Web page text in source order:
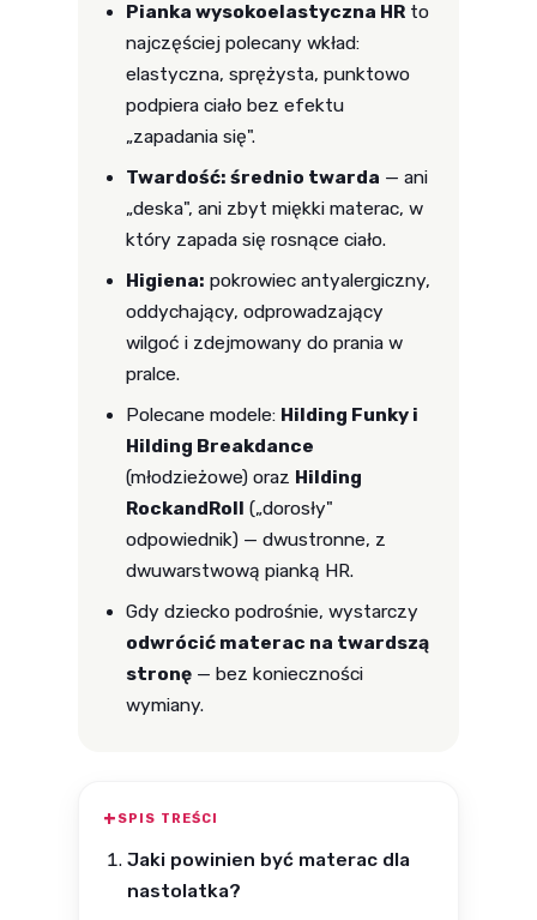
Pianka wysokoelastyczna HR to
najczęściej polecany wkład:
elastyczna, sprężysta, punktowo
podpiera ciało bez efektu
„zapadania się".
Twardość: średnio twarda — ani
„deska", ani zbyt miękki materac, w
który zapada się rosnące ciało.
Higiena: pokrowiec antyalergiczny,
oddychający, odprowadzający
wilgoć i zdejmowany do prania w
pralce.
Polecane modele: Hilding Funky i
Hilding Breakdance
(młodzieżowe) oraz Hilding
RockandRoll
(„dorosły"
odpowiednik) — dwustronne, z
dwuwarstwową pianką HR.
Gdy dziecko podrośnie, wystarczy
odwrócić materac na twardszą
stronę — bez konieczności
wymiany.
SPIS TREŚCI
Jaki powinien być materac dla
nastolatka?